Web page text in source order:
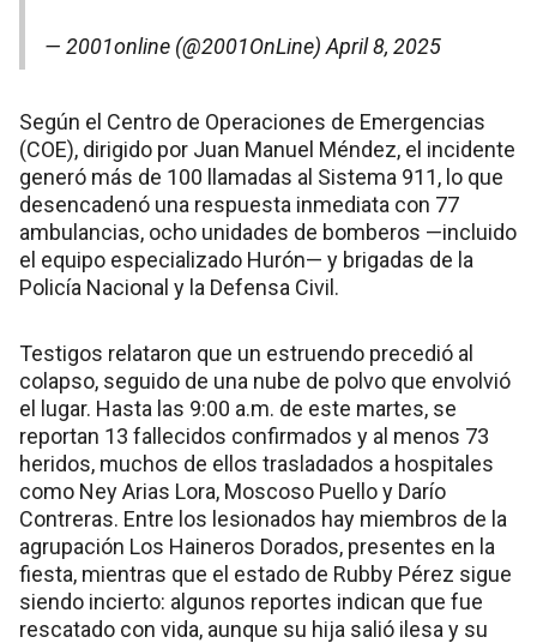
— 2001online (@2001OnLine) April 8, 2025
Según el Centro de Operaciones de Emergencias
(COE), dirigido por Juan Manuel Méndez, el incidente
generó más de 100 llamadas al Sistema 911, lo que
desencadenó una respuesta inmediata con 77
ambulancias, ocho unidades de bomberos —incluido
el equipo especializado Hurón— y brigadas de la
Policía Nacional y la Defensa Civil.
Testigos relataron que un estruendo precedió al
colapso, seguido de una nube de polvo que envolvió
el lugar. Hasta las 9:00 a.m. de este martes, se
reportan 13 fallecidos confirmados y al menos 73
heridos, muchos de ellos trasladados a hospitales
como Ney Arias Lora, Moscoso Puello y Darío
Contreras. Entre los lesionados hay miembros de la
agrupación Los Haineros Dorados, presentes en la
fiesta, mientras que el estado de Rubby Pérez sigue
siendo incierto: algunos reportes indican que fue
rescatado con vida, aunque su hija salió ilesa y su